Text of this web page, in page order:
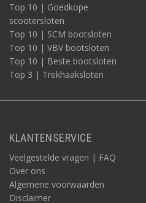
Top 10 | Goedkope
scootersloten
Top 10 | SCM bootsloten
Top 10 | VBV bootsloten
Top 10 | Beste bootsloten
Top 3 | Trekhaaksloten
KLANTENSERVICE
Veelgestelde vragen | FAQ
Over ons
Algemene voorwaarden
Disclaimer